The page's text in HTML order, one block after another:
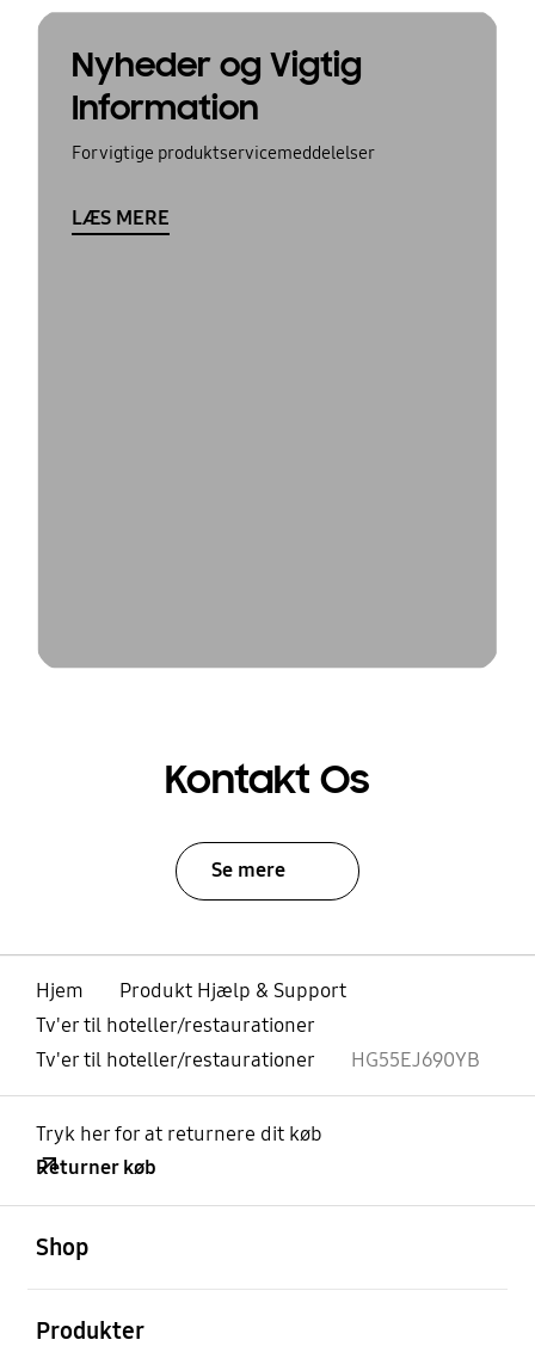
Nyheder og Vigtig
Information
For vigtige produktservicemeddelelser
LÆS MERE
Kontakt Os
Se mere
Hjem
Produkt Hjælp & Support
Tv'er til hoteller/restaurationer
Tv'er til hoteller/restaurationer
HG55EJ690YB
Tryk her for at returnere dit køb
Returner køb
Shop
Produkter